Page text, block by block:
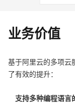
业务价值
基于阿里云的多项云
了有效的提升：
支持多种编程语